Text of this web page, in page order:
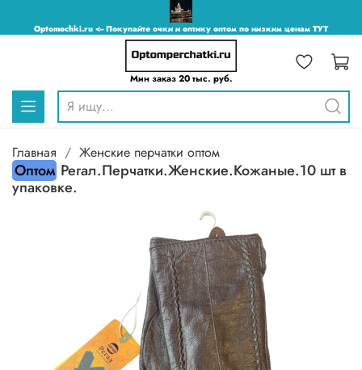
Optomochki.ru <-- Покупайте очки и оптику оптом по низким ценам ТУТ
Мин заказ 20 тыс. руб.
Главная Женские перчатки оптом
Оптом Регал.Перчатки.Женские.Кожаные.10 шт в
упаковке.